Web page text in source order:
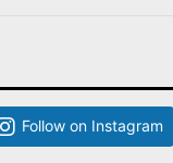
Follow on Instagram